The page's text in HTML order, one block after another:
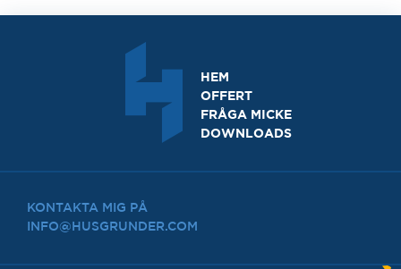
HEM
OFFERT
FRÅGA MICKE
DOWNLOADS
KONTAKTA MIG PÅ
INFO@HUSGRUNDER.COM